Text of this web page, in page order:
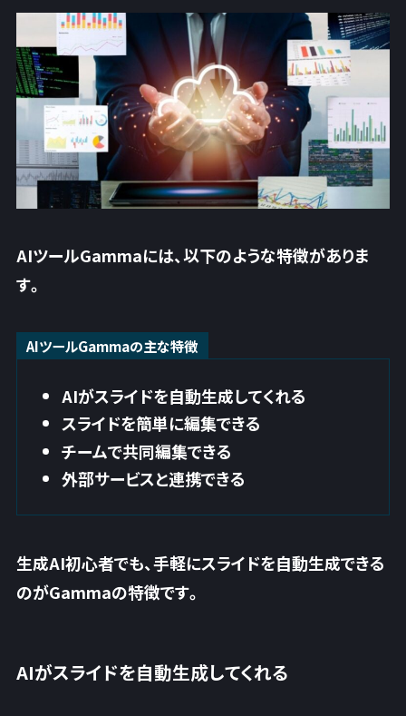
AIツールGammaには、以下のような特徴がありま
す。
AIツールGammaの主な特徴
AIがスライドを自動生成してくれる
スライドを簡単に編集できる
チームで共同編集できる
外部サービスと連携できる
生成AI初心者でも、手軽にスライドを自動生成できる
のがGammaの特徴です。
AIがスライドを自動生成してくれる